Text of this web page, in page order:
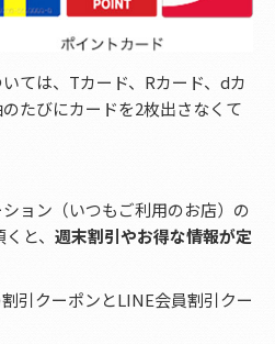
ては、Tカード、Rカード、dカ
たびにカードを2枚出さなくて
ョン（いつもご利用のお店）の
と、 週末割引やお得な情報が定
割引クーポンとLINE会員割引クー